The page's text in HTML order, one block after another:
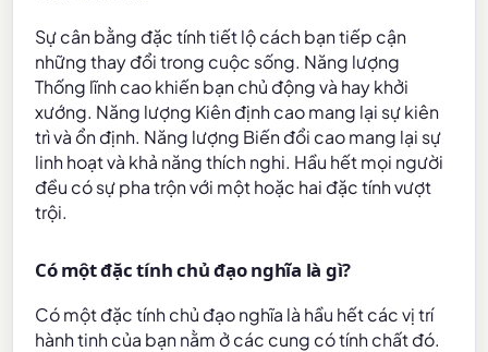
Sự cân bằng đặc tính tiết lộ cách bạn tiếp cận
những thay đổi trong cuộc sống. Năng lượng
Thống lĩnh cao khiến bạn chủ động và hay khởi
xướng. Năng lượng Kiên định cao mang lại sự kiên
trì và ổn định. Năng lượng Biến đổi cao mang lại sự
linh hoạt và khả năng thích nghi. Hầu hết mọi người
đều có sự pha trộn với một hoặc hai đặc tính vượt
trội.
Có một đặc tính chủ đạo nghĩa là gì?
Có một đặc tính chủ đạo nghĩa là hầu hết các vị trí
hành tinh của bạn nằm ở các cung có tính chất đó.